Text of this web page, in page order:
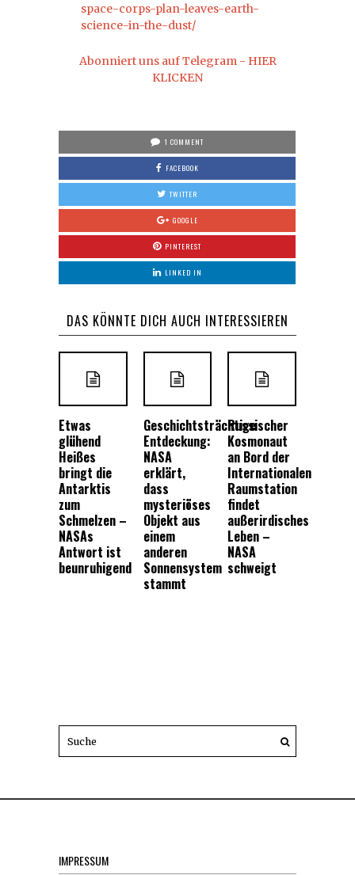
space-corps-plan-leaves-earth-
science-in-the-dust/
Abonniert uns auf Telegram - HIER
KLICKEN
1 COMMENT
FACEBOOK
TWITTER
GOOGLE
PINTEREST
LINKED IN
DAS KÖNNTE DICH AUCH INTERESSIEREN
Etwas
glühend
Heißes
bringt die
Antarktis
zum
Schmelzen –
NASAs
Antwort ist
beunruhigend
Geschichtsträchtige
Entdeckung:
NASA
erklärt,
dass
mysteriöses
Objekt aus
einem
anderen
Sonnensystem
stammt
Russischer
Kosmonaut
an Bord der
Internationalen
Raumstation
findet
außerirdisches
Leben –
NASA
schweigt
IMPRESSUM